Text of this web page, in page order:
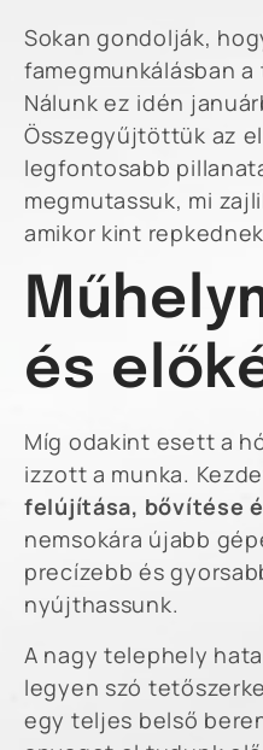
Sokan gondolják,
famegmunkálásban
Nálunk ez idén
Összegyűjtöttük az
legfontosabb
megmutassuk, mi
amikor kint
és
Míg odakint esett a
izzott a munka.
felújítása, bővítése
nemsokára újabb
precízebb és
nyújthassunk.
A nagy telephely
legyen szó
egy teljes belső